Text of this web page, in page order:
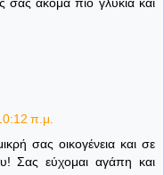
π.μ.
σας οικογένεια και σε
Σας εύχομαι αγάπη και